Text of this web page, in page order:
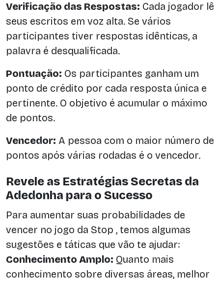
Verificação das Respostas: Cada jogador lê
seus escritos em voz alta. Se vários
participantes tiver respostas idênticas, a
palavra é desqualificada.
Pontuação: Os participantes ganham um
ponto de crédito por cada resposta única e
pertinente. O objetivo é acumular o máximo
de pontos.
Vencedor: A pessoa com o maior número de
pontos após várias rodadas é o vencedor.
Revele as Estratégias Secretas da
Adedonha para o Sucesso
Para aumentar suas probabilidades de
vencer no jogo da Stop , temos algumas
sugestões e táticas que vão te ajudar:
Conhecimento Amplo: Quanto mais
conhecimento sobre diversas áreas, melhor